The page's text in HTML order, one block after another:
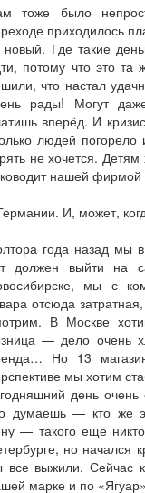
тоже было
приходилось
новый. Где такие
потому что это та
что настал
рады! Могут
вперёд. И
людей
не хочется.
нашей фирмой
И, может,
года назад мы
должен выйти на
мы с
отсюда
В Москве
— дело очень
Но 13
мы хотим
день очень
думаешь — кто же
— такого ещё
но начался
все выжили. Сейчас
марке и по